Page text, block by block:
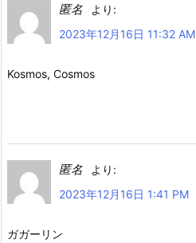
匿名
より:
2023年12月16日 11:32 AM
Kosmos, Cosmos
匿名
より:
2023年12月16日 1:41 PM
ガガーリン